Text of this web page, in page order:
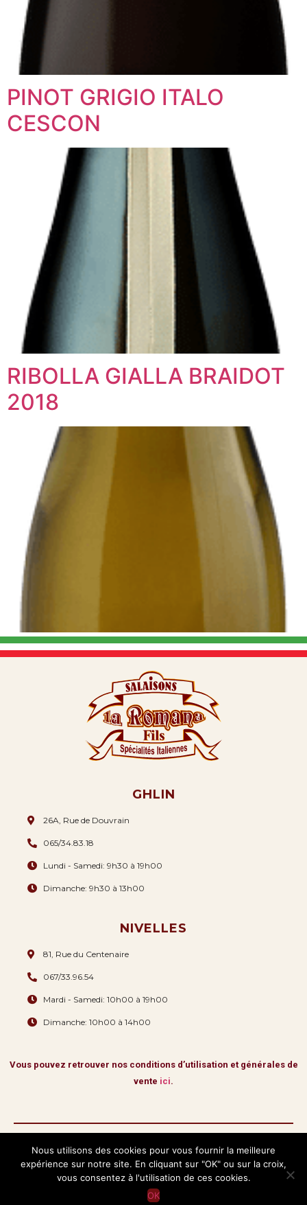
PINOT GRIGIO ITALO
CESCON
RIBOLLA GIALLA BRAIDOT
2018
GHLIN
26A, Rue de Douvrain
065/34.83.18
Lundi - Samedi: 9h30 à 19h00
Dimanche: 9h30 à 13h00
NIVELLES
81, Rue du Centenaire
067/33.96.54
Mardi - Samedi: 10h00 à 19h00
Dimanche: 10h00 à 14h00
Vous pouvez retrouver nos conditions d’utilisation et générales de
vente ici.
Copyright © 2026 La Romana & Fils.
Tous droits réservés
Nous utilisons des cookies pour vous fournir la meilleure
expérience sur notre site. En cliquant sur "OK" ou sur la croix,
vous consentez à l'utilisation de ces cookies.
OK